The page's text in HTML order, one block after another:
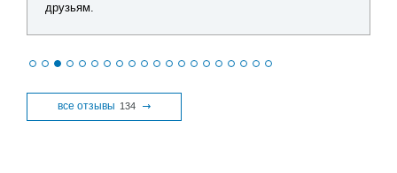
друзьям.
все отзывы 134